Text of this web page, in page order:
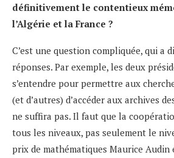
définitivement le contentieux
l’Algérie et la France ?
C’est une question compliquée, qui a
réponses. Par exemple, les deux
s’entendre pour permettre aux
(et d’autres) d’accéder aux archives
ne suffira pas. Il faut que la
tous les niveaux, pas seulement le
prix de mathématiques Maurice Audin